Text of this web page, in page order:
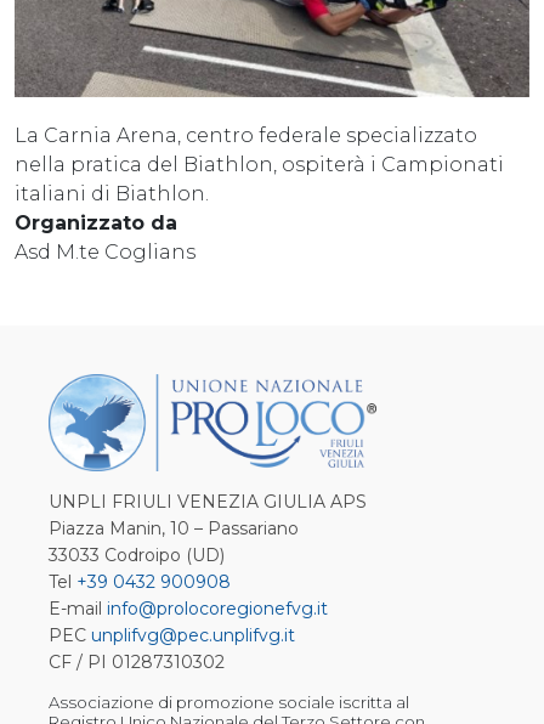
La Carnia Arena, centro federale specializzato
nella pratica del Biathlon, ospiterà i Campionati
italiani di Biathlon.
Organizzato da
Asd M.te Coglians
UNPLI FRIULI VENEZIA GIULIA APS
Piazza Manin, 10 – Passariano
33033 Codroipo (UD)
Tel +39 0432 900908
E-mail info@prolocoregionefvg.it
PEC unplifvg@pec.unplifvg.it
CF / PI 01287310302
Associazione di promozione sociale iscritta al